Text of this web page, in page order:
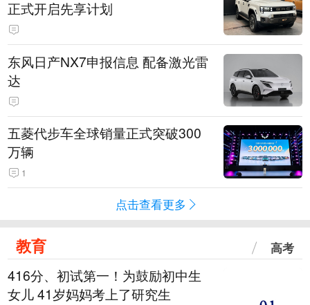
正式开启先享计划
东风日产NX7申报信息 配备激光雷
达
五菱代步车全球销量正式突破300
万辆
1
点击查看更多
教育 高考
416分、初试第一！为鼓励初中生
女儿 41岁妈妈考上了研究生